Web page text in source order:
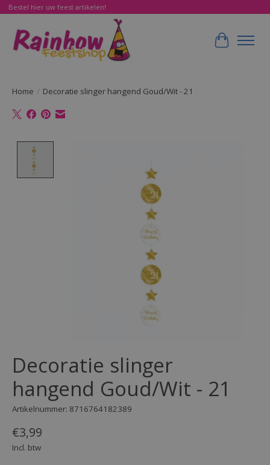
Bestel hier uw feest artikelen!
Home / Decoratie slinger hangend Goud/Wit - 21
Decoratie slinger
hangend Goud/Wit - 21
Artikelnummer: 8716764182389
€3,99
Incl. btw